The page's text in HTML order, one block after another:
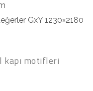
GxY 1230×2180
kapı motifleri